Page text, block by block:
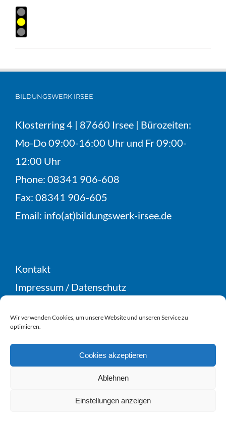
Wir verwenden Cookies, um unsere Website und unseren Service zu
optimieren.
Cookies akzeptieren
Ablehnen
Einstellungen anzeigen
BILDUNGSWERK IRSEE
Klosterring 4 | 87660 Irsee | Bürozeiten:
Mo-Do 09:00-16:00 Uhr und Fr 09:00-
12:00 Uhr
Phone: 08341 906-608
Fax: 08341 906-605
Email: info(at)bildungswerk-irsee.de
Kontakt
Impressum/Datenschutz
Widerruf
Cookie-Richtlinie (EU)